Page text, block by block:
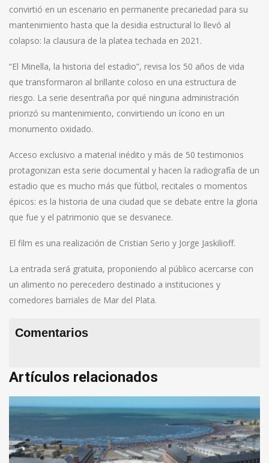
convirtió en un escenario en permanente precariedad para su
mantenimiento hasta que la desidia estructural lo llevó al
colapso: la clausura de la platea techada en 2021.
“El Minella, la historia del estadio”, revisa los 50 años de vida
que transformaron al brillante coloso en una estructura de
riesgo. La serie desentraña por qué ninguna administración
priorizó su mantenimiento, convirtiendo un ícono en un
monumento oxidado.
Acceso exclusivo a material inédito y más de 50 testimonios
protagonizan esta serie documental y hacen la radiografía de un
estadio que es mucho más que fútbol, recitales o momentos
épicos: es la historia de una ciudad que se debate entre la gloria
que fue y el patrimonio que se desvanece.
El film es una realización de Cristian Serio y Jorge Jaskilioff.
La entrada será gratuita, proponiendo al público acercarse con
un alimento no perecedero destinado a instituciones y
comedores barriales de Mar del Plata.
Comentarios
Artículos relacionados